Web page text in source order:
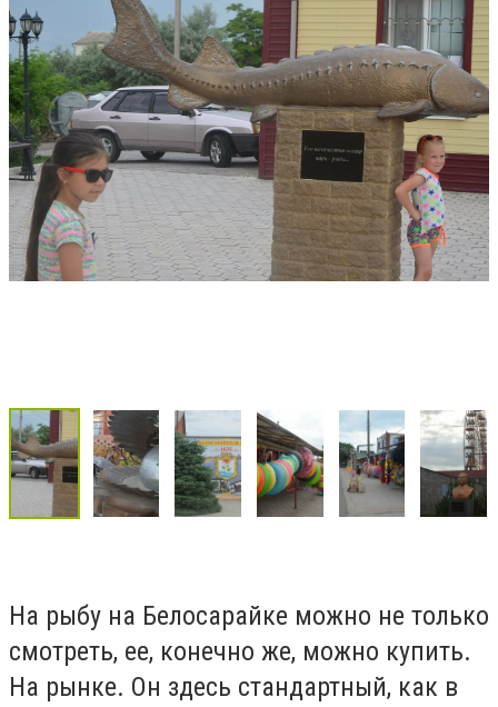
На рыбу на Белосарайке можно не только
смотреть, ее, конечно же, можно купить.
На рынке. Он здесь стандартный, как в